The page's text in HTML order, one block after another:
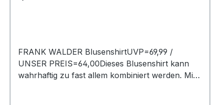
FRANK WALDER BlusenshirtUVP=69,99 /
UNSER PREIS=64,00Dieses Blusenshirt kann
wahrhaftig zu fast allem kombiniert werden. Mit